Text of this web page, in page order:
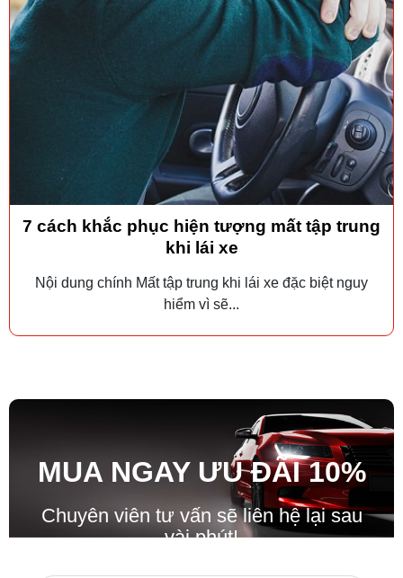
7 cách khắc phục hiện tượng mất tập trung
khi lái xe
Nội dung chính Mất tập trung khi lái xe đặc biệt nguy
hiểm vì sẽ...
MUA NGAY ƯU ĐÃI10%
Chuyên viên tư vấn sẽ liên hệ lại sau
vài phút!